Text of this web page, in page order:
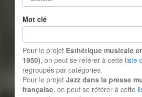
Mot clé
Pour le projet Esthétique musicale
1950), on peut se référer à cette liste
regroupés par catégories.
Pour le projet Jazz dans la presse
française, on peut se référer à cette